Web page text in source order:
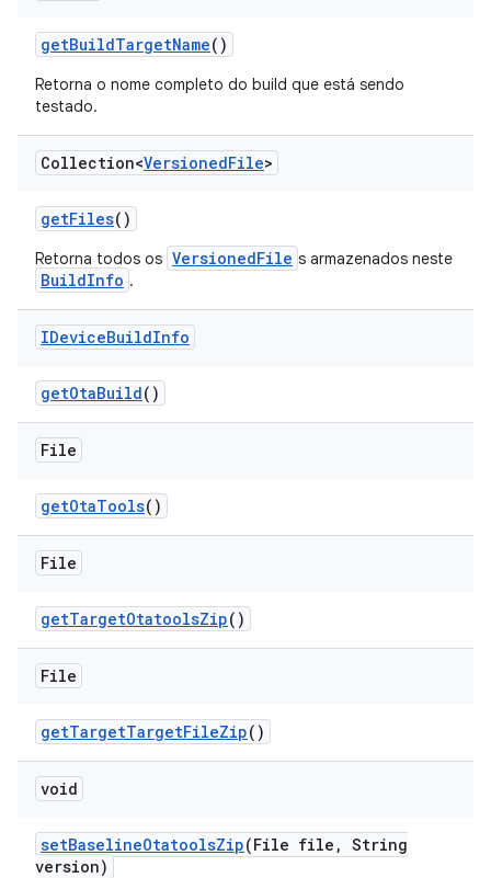
getBuildTargetName()
Retorna o nome completo do build que está sendo
testado.
Collection<VersionedFile>
getFiles()
Retorna todos os VersionedFile s armazenados neste
BuildInfo .
IDeviceBuildInfo
getOtaBuild()
File
getOtaTools()
File
getTargetOtatoolsZip()
File
getTargetTargetFileZip()
void
setBaselineOtatoolsZip(File file , String
version)